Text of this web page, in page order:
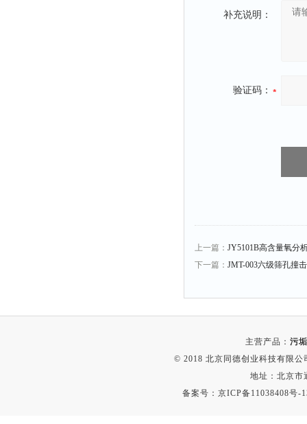
补充说明：
验证码：
上一篇： JY5101B高含量氧分
下一篇： JMT-003六级筛孔撞
主营产品： 污
© 2018 北京同德创业科技有限
地址：北京市
备案号： 京ICP备11038408号-